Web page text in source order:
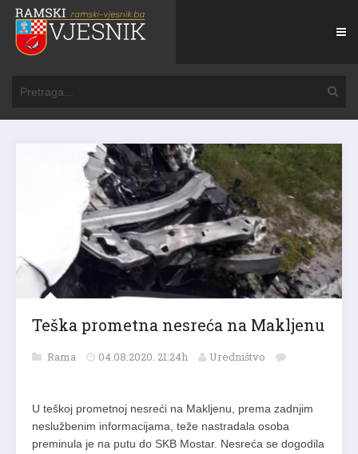
Teška prometna nesreća na Makljenu
Rama 04.08.2020. 21:24h Uredništvo
U teškoj prometnoj nesreći na Makljenu, prema zadnjim
neslužbenim informacijama, teže nastradala osoba
preminula je na putu do SKB Mostar. Nesreća se dogodila